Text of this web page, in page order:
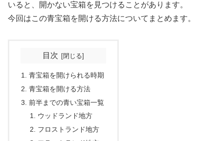
いると、開かない宝箱を見つけることがあります。
今回はこの青宝箱を開ける方法についてまとめます。
目次
青宝箱を開けられる時期
青宝箱を開ける方法
前半までの青い宝箱一覧
ウッドランド地方
フロストランド地方